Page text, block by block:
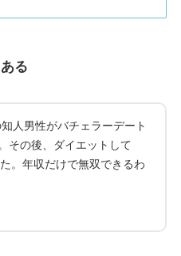
る
人男性がバチェラーデート
その後、ダイエットして
。年収だけで無双できるわ